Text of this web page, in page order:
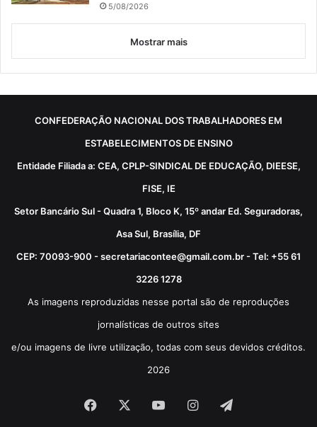
5/08/2026
Mostrar mais
CONFEDERAÇÃO NACIONAL DOS TRABALHADORES EM
ESTABELECIMENTOS DE ENSINO
Entidade Filiada a: CEA, CPLP-SINDICAL DE EDUCAÇÃO, DIEESE,
FISE, IE
Setor Bancário Sul - Quadra 1, Bloco K, 15º andar Ed. Seguradoras,
Asa Sul, Brasília, DF
CEP: 70093-900 - secretariacontee@gmail.com.br - Tel: +55 61
3226 1278
As imagens reproduzidas nesse portal são de reproduções
jornalísticas de outros sites
e/ou imagens de livre utilização, todas com seus devidos créditos.
2026
Facebook YouTubeInstagram